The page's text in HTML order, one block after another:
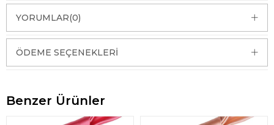
YORUMLAR(0)
ÖDEME SEÇENEKLERI
Benzer Ürünler